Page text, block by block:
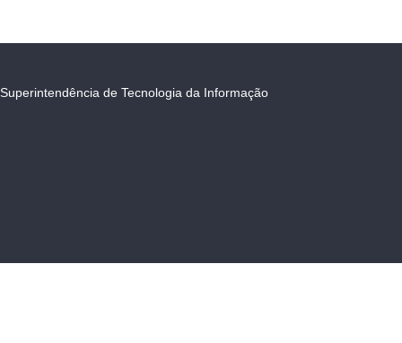
Superintendência de Tecnologia da Informação